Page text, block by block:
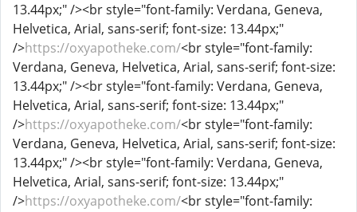
13.44px;" /><br style="font-family: Verdana, Geneva,
Helvetica, Arial, sans-serif; font-size: 13.44px;"
/>https://oxyapotheke.com/<br style="font-family:
Verdana, Geneva, Helvetica, Arial, sans-serif; font-size:
13.44px;" /><br style="font-family: Verdana, Geneva,
Helvetica, Arial, sans-serif; font-size: 13.44px;"
/>https://oxyapotheke.com/<br style="font-family:
Verdana, Geneva, Helvetica, Arial, sans-serif; font-size:
13.44px;" /><br style="font-family: Verdana, Geneva,
Helvetica, Arial, sans-serif; font-size: 13.44px;"
/>https://oxyapotheke.com/<br style="font-family: